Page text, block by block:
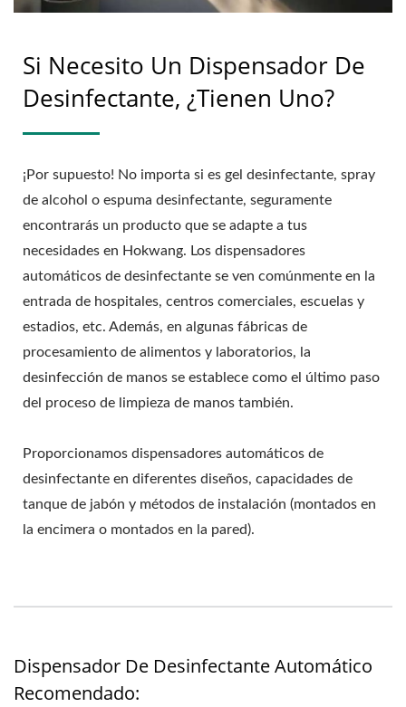
Si Necesito Un Dispensador De
Desinfectante, ¿tienen Uno?
¡Por supuesto! No importa si es gel desinfectante, spray
de alcohol o espuma desinfectante, seguramente
encontrarás un producto que se adapte a tus
necesidades en Hokwang. Los dispensadores
automáticos de desinfectante se ven comúnmente en la
entrada de hospitales, centros comerciales, escuelas y
estadios, etc. Además, en algunas fábricas de
procesamiento de alimentos y laboratorios, la
desinfección de manos se establece como el último paso
del proceso de limpieza de manos también.
Proporcionamos dispensadores automáticos de
desinfectante en diferentes diseños, capacidades de
tanque de jabón y métodos de instalación (montados en
la encimera o montados en la pared).
Dispensador De Desinfectante Automático
Recomendado: